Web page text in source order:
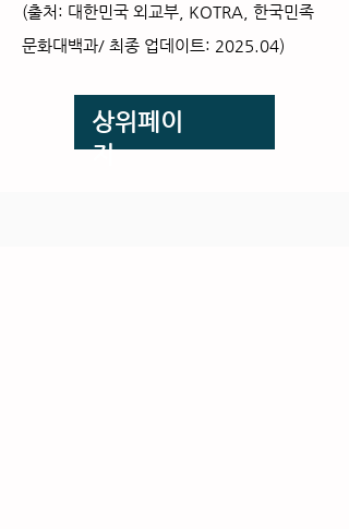
(출처: 대한민국 외교부, KOTRA, 한국민족
문화대백과/ 최종 업데이트: 2025.04)
​상위페이
지